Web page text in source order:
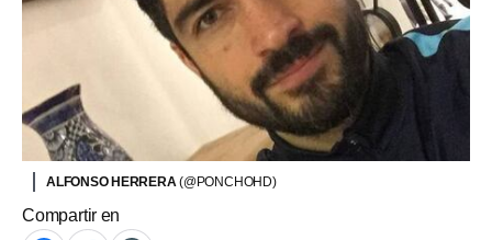
ALFONSO HERRERA(@PONCHOHD)
Compartir en